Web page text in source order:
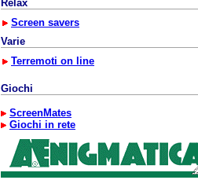
Relax
Screen savers
Varie
Terremoti on line
Giochi
ScreenMates
Giochi in rete